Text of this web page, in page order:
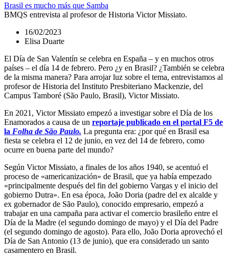
Brasil es mucho más que Samba
BMQS entrevista al profesor de Historia Victor Missiato.
16/02/2023
Elisa Duarte
El Día de San Valentín se celebra en España – y en muchos otros
países – el día 14 de febrero. Pero ¿y en Brasil? ¿También se celebra
de la misma manera? Para arrojar luz sobre el tema, entrevistamos al
profesor de Historia del Instituto Presbiteriano Mackenzie, del
Campus Tamboré (São Paulo, Brasil), Victor Missiato.
En 2021, Victor Missiato empezó a investigar sobre el Día de los
Enamorados a causa de un reportaje publicado en el portal F5 de
la Folha de São Paulo. La pregunta era: ¿por qué en Brasil esa
fiesta se celebra el 12 de junio, en vez del 14 de febrero, como
ocurre en buena parte del mundo?
Según Victor Missiato, a finales de los años 1940, se acentuó el
proceso de «americanización» de Brasil, que ya había empezado
«principalmente después del fin del gobierno Vargas y el inicio del
gobierno Dutra». En esa época, João Doria (padre del ex alcalde y
ex gobernador de São Paulo), conocido empresario, empezó a
trabajar en una campaña para activar el comercio brasileño entre el
Día de la Madre (el segundo domingo de mayo) y el Día del Padre
(el segundo domingo de agosto). Para ello, João Doria aprovechó el
Día de San Antonio (13 de junio), que era considerado un santo
casamentero en Brasil.